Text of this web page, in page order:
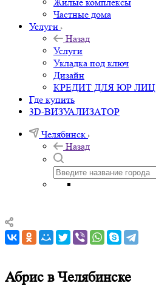
Частные дома
Услуги
Назад
Услуги
Укладка под ключ
Дизайн
КРЕДИТ ДЛЯ ЮР ЛИЦ
Где купить
3D-ВИЗУАЛИЗАТОР
Челябинск
Назад
Абрис в Челябинске